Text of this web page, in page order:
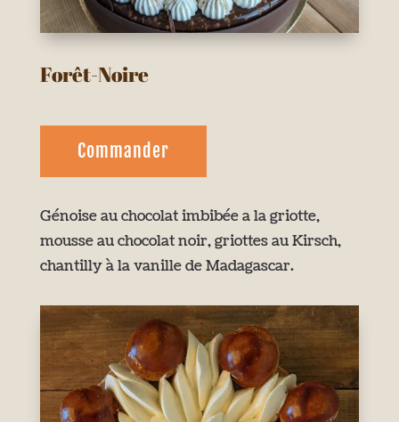
Forêt-Noire
Commander
Génoise au chocolat imbibée a la griotte,
mousse au chocolat noir, griottes au Kirsch,
chantilly à la vanille de Madagascar.